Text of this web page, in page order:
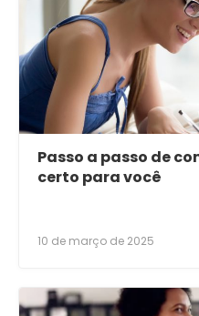
Passo a passo de
certo para você
10 de março de 2025